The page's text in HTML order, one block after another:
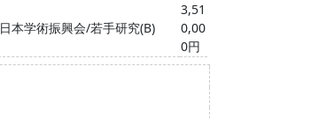
日本学術振興会/若手研究(B)
3,51
0,00
0円